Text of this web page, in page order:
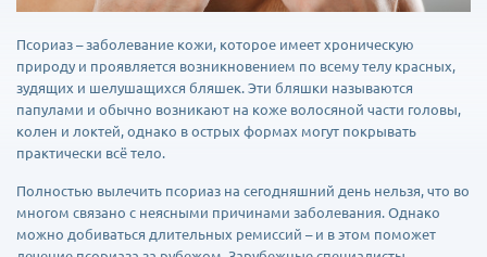
Псориаз – заболевание кожи, которое имеет хроническую
природу и проявляется возникновением по всему телу красных,
зудящих и шелушащихся бляшек. Эти бляшки называются
папулами и обычно возникают на коже волосяной части головы,
колен и локтей, однако в острых формах могут покрывать
практически всё тело.
Полностью вылечить псориаз на сегодняшний день нельзя, что во
многом связано с неясными причинами заболевания. Однако
можно добиваться длительных ремиссий – и в этом поможет